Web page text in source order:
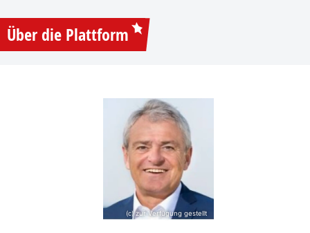
Über die Plattform
(c) zur Verfügung gestellt